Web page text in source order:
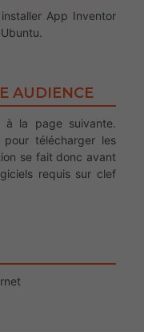
App Inventor
AUDIENCE
à la page suivante.
pour télécharger les
se fait donc avant
requis sur clef